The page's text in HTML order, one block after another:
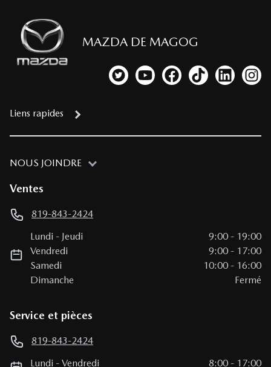
MAZDA DE MAGOG
Lien vers notre compte Twitter
Lien vers notre chaîne
Lien vers notre page
Lien vers notre
Lien vers
Lien
Liens rapides
NOUS JOINDRE
Ventes
819-843-2424
Lundi - Jeudi 9:00 - 19:00
Vendredi
9:00 - 17:00
Samedi
10:00 - 16:00
Dimanche
Fermé
Service et pièces
819-843-2424
Lundi -Vendredi 8:00 - 17:00